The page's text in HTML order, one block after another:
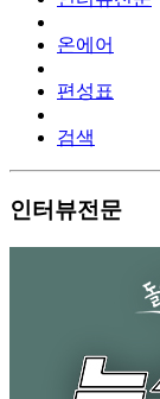
온에어
편성표
검색
인터뷰전문